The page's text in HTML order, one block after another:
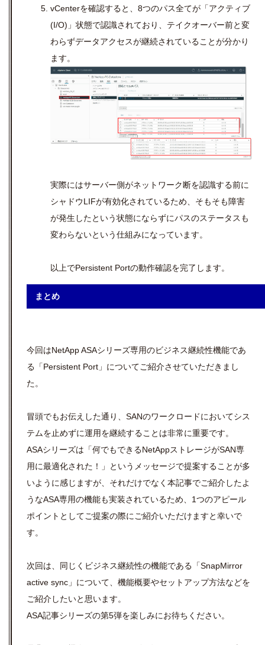
vCenterを確認すると、8つのパス全てが「アクティブ
(I/O)」状態で認識されており、テイクオーバー前と変
わらずデータアクセスが継続されていることが分かり
ます。
実際にはサーバー側がネットワーク断を認識する前に
シャドウLIFが有効化されているため、そもそも障害
が発生したという状態にならずにパスのステータスも
変わらないという仕組みになっています。
以上でPersistent Portの動作確認を完了します。
まとめ
今回はNetApp ASAシリーズ専用のビジネス継続性機能であ
る「Persistent Port」についてご紹介させていただきまし
た。
冒頭でもお伝えした通り、SANのワークロードにおいてシス
テムを止めずに運用を継続することは非常に重要です。
ASAシリーズは「何でもできるNetAppストレージがSAN専
用に最適化された！」というメッセージで提案することが多
いように感じますが、それだけでなく本記事でご紹介したよ
うなASA専用の機能も実装されているため、1つのアピール
ポイントとしてご提案の際にご紹介いただけますと幸いで
す。
次回は、同じくビジネス継続性の機能である「SnapMirror
active sync」について、機能概要やセットアップ方法などを
ご紹介したいと思います。
ASA記事シリーズの第5弾を楽しみにお待ちください。